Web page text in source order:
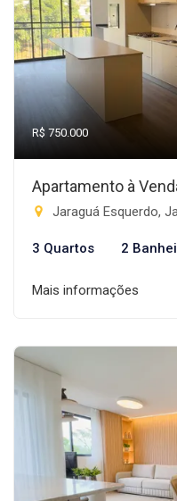
R$ 750.000
Apartamento à
Jaraguá Esquerdo,
3 Quartos 2
Mais informações